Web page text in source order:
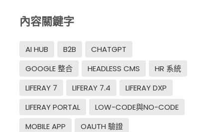
內容關鍵字
AI HUB B2B
CHATGPT
GOOGLE 整合
HEADLESS CMS
HR 系統
LIFERAY 7
LIFERAY 7.4
LIFERAY DXP
LIFERAY PORTAL
LOW-CODE與NO-CODE
MOBILE APP
OAUTH 驗證